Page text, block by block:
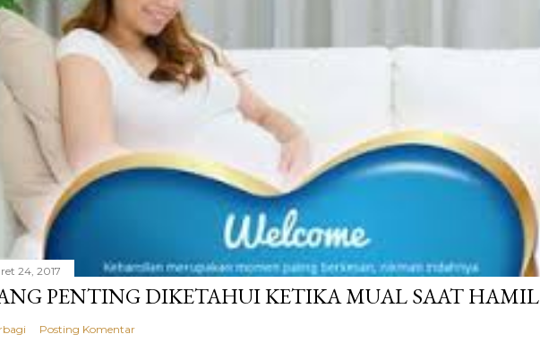
24, 2017
PENTING DIKETAHUI KETIKA MUAL SAAT HAMIL
Posting Komentar